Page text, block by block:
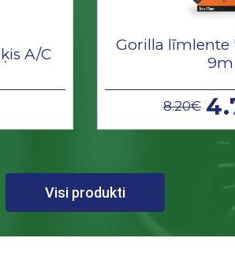
A/C
Gorilla līmlente
9m
8.20€
Visi produkti